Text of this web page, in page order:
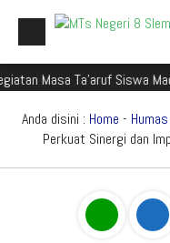
Beranda
Profil Madrasah
Aplikasi Madrasah
Ta'aruf Siswa Madrasah
Anda disini : Home - Humas
Perkuat Sinergi dan